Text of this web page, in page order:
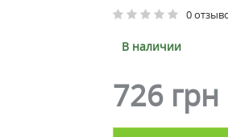
0
В наличии
726 грн